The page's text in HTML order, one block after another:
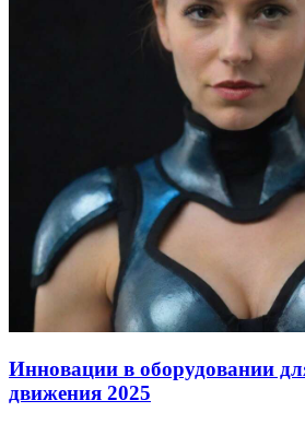
Инновации в оборудовании
движения 2025